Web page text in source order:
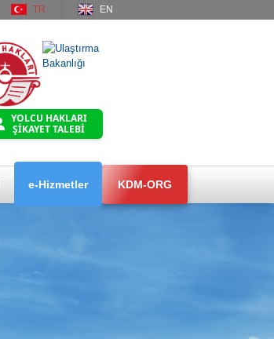
TR EN
YOLCU HAKLARI
ŞİKAYET TALEBİ
e-Hizmetler KDM-ORG